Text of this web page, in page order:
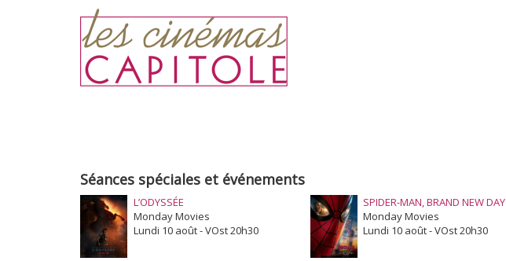
Séances spéciales et événements
L’ODYSSÉE
Monday Movies
Lundi 10 août - VOst 20h30
SPIDER-MAN, BRAND NEW DAY
Monday Movies
Lundi 10 août - VOst 20h30